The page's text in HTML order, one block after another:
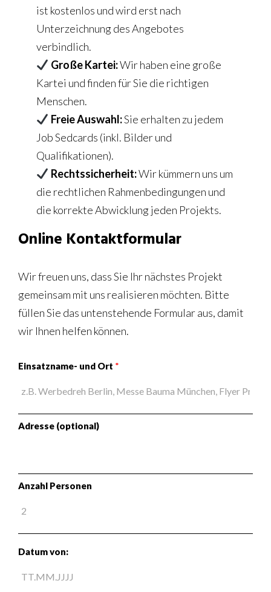
ist kostenlos und wird erst nach
Unterzeichnung des Angebotes
verbindlich.
Große Kartei:Wir haben eine große
Kartei und finden für Sie die richtigen
Menschen.
Freie Auswahl:Sie erhalten zu jedem
Job Sedcards (inkl. Bilder und
Qualifikationen).
Rechtssicherheit:Wir kümmern uns um
die rechtlichen Rahmenbedingungen und
die korrekte Abwicklung jeden Projekts.
Online Kontaktformular
Wir freuen uns, dass Sie Ihr nächstes Projekt
gemeinsam mit uns realisieren möchten. Bitte
füllen Sie das untenstehende Formular aus, damit
wir Ihnen helfen können.
Einsatzname- und Ort *
Adresse (optional)
Anzahl Personen
Datum von: